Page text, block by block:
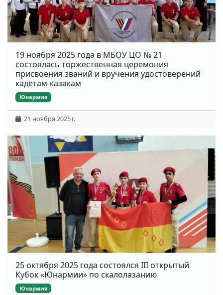
19 ноября 2025 года в МБОУ ЦО № 21
состоялась торжественная церемония
присвоения званий и вручения удостоверений
кадетам-казакам
Юнармия
21 ноября 2025 г.
25 октября 2025 года состоялся III открытый
Кубок «Юнармии» по скалолазанию
Юнармия